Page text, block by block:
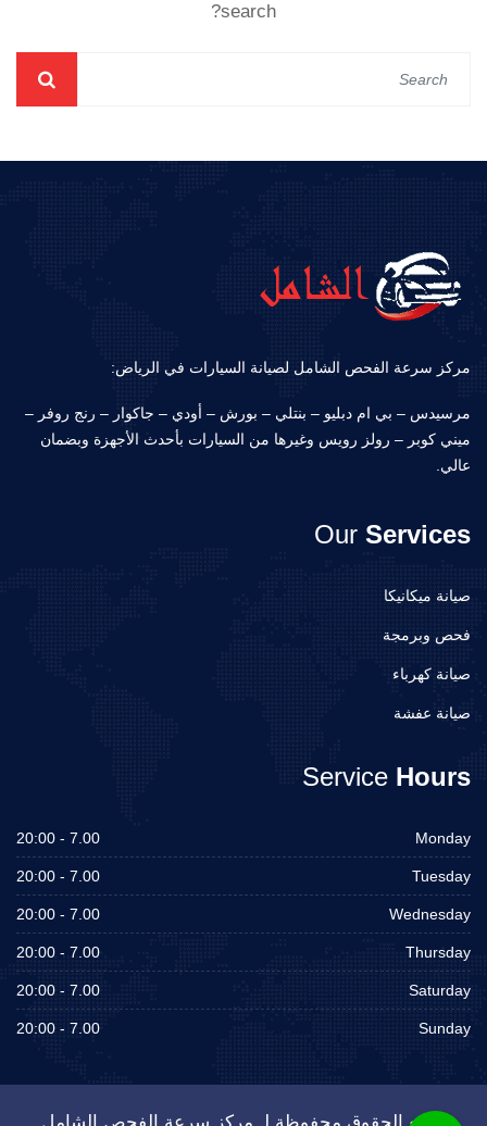
search?
مركز سرعة الفحص الشامل لصيانة السيارات في الرياض:
مرسيدس – بي ام دبليو – بنتلي – بورش – أودي – جاكوار – رنج روفر –
ميني كوبر – رولز رويس وغيرها من السيارات بأحدث الأجهزة وبضمان
عالي.
Our Services
صيانة ميكانيكا
فحص وبرمجة
صيانة كهرباء
صيانة عفشة
Service Hours
Monday
7.00 - 20:00
Tuesday
7.00 - 20:00
Wednesday
7.00 - 20:00
Thursday
7.00 - 20:00
Saturday
7.00 - 20:00
Sunday
7.00 - 20:00